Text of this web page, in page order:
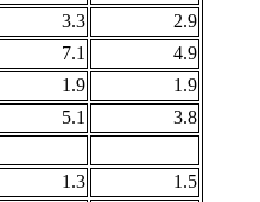
3.3
2.9
7.1
4.9
1.9
1.9
5.1
3.8
1.3
1.5